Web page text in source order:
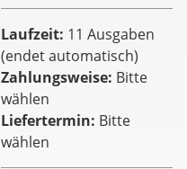
Laufzeit 11 Ausgaben
(endet automatisch)
Zahlungsweise Bitte
wählen
Liefertermin Bitte
wählen